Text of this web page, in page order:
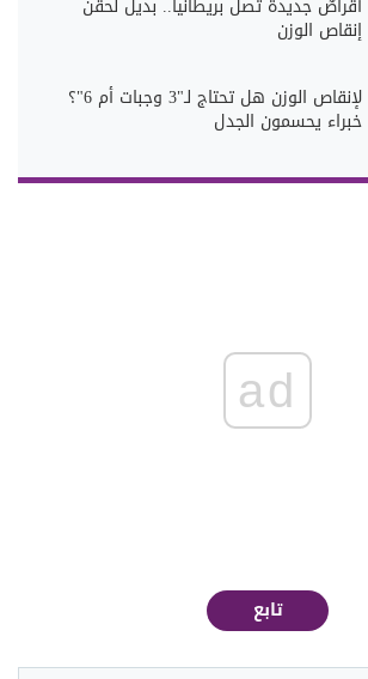
أقراصٌ جديدة تصل بريطانيا.. بديل لحقن
إنقاص الوزن
لإنقاص الوزن هل تحتاج لـ"3 وجبات أم 6"؟
خبراء يحسمون الجدل
ad
تابع